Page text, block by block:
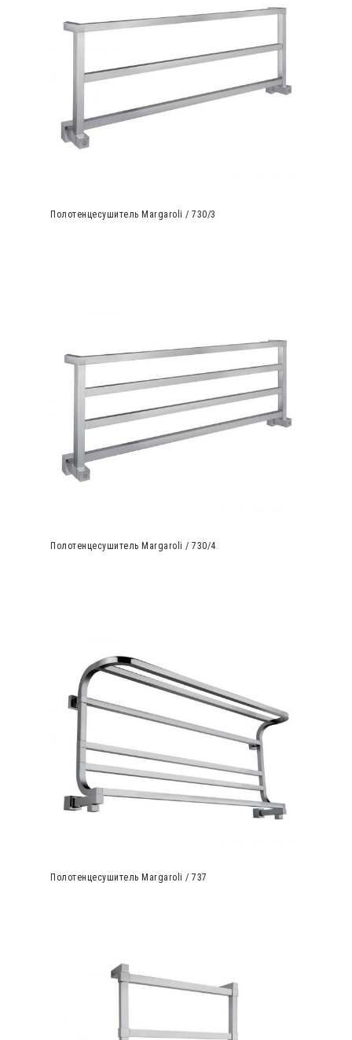
Полотенцесушитель Margaroli / 730/3
Полотенцесушитель Margaroli / 730/4
Полотенцесушитель Margaroli / 737